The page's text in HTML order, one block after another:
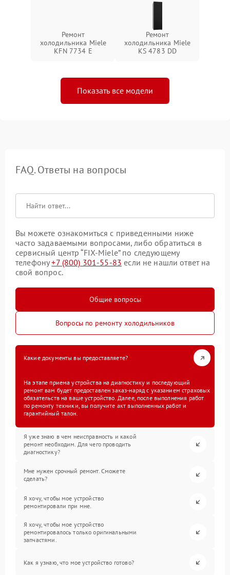
Ремонт
холодильника Miele
KFN 7734 E
Ремонт
холодильника Miele
KS 4783 DD
Показать все модели
FAQ. Ответы на вопросы
Вы можете ознакомиться с приведенными ниже
часто задаваемыми вопросами, либо обратиться в
сервисный центр “FIX-Miele” по следующему
телефону+7 (800) 301-55-83 если не нашли ответ на
свой вопрос.
Общие вопросы
Вопросы по ремонту холодильников
Какие документы вы предоставляете?
На этапе приема устройства на диагностику и последующий
ремонт вам будет предоставлен заказ-наряд с указанием страховых
обязательств на ваше устройство. Далее, после выполнения работ
по ремонту техники, вы получите акт выполненных работ и
гарантийный талон.
Я уже знаю в чем неисправность и какой
ремонт необходим. Для чего проводить
диагностику?
Мне нужен срочный ремонт. Сможете
сделать?
Я хочу, чтобы мое устройство
ремонтировали при мне.
Я хочу, чтобы мое устройство
ремонтировалось только оригинальными
запчастями.
Как я узнаю, что мое устройство готово?